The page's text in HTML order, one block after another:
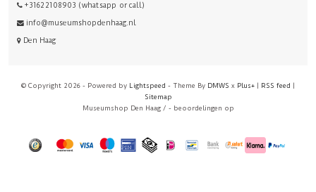
+31622108903 (whatsapp or call)
info@museumshopdenhaag.nl
Den Haag
© Copyright 2026 - Powered by Lightspeed - Theme By DMWS x Plus+ | RSS feed |
Sitemap
Museumshop Den Haag / - beoordelingen op